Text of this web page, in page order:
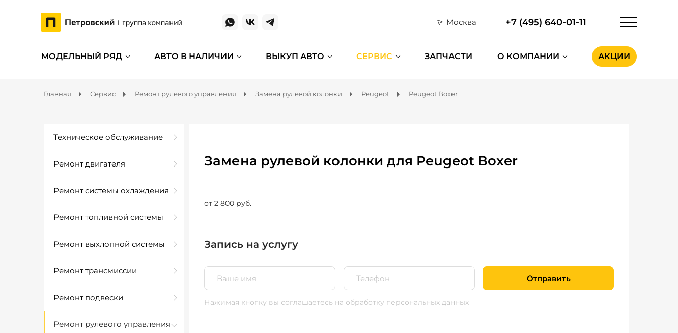
Москва +7 (495) 640-01-11
МОДЕЛЬНЫЙ РЯД АВТО В НАЛИЧИИ ВЫКУП АВТО СЕРВИС ЗАПЧАСТИ О КОМПАНИИ АКЦИИ
Главная Сервис Ремонт рулевого управления Замена рулевой колонки Peugeot Peugeot Boxer
Техническое обслуживание
Ремонт двигателя
Ремонт системы охлаждения
Ремонт топливной системы
Ремонт выхлопной системы
Ремонт трансмиссии
Ремонт подвески
Ремонт рулевого управления
Замена рулевой колонки для Peugeot Boxer
от 2 800 руб.
Запись на услугу
Отправить
Нажимая кнопку вы соглашаетесь на обработку персональных данных